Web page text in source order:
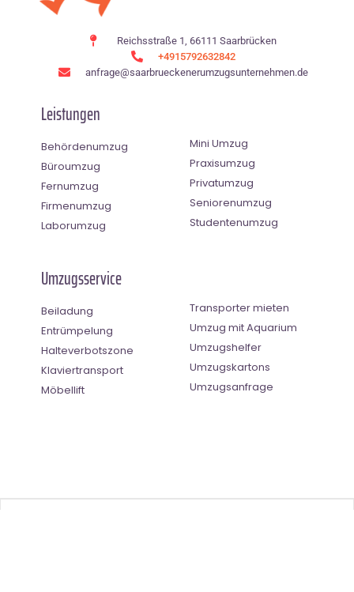
Reichsstraße 1, 66111 Saarbrücken
+4915792632842
anfrage@saarbrueckenerumzugsunternehmen.de
Leistungen
Behördenumzug
Büroumzug
Fernumzug
Firmenumzug
Laborumzug
Mini Umzug
Praxisumzug
Privatumzug
Seniorenumzug
Studentenumzug
Umzugsservice
Beiladung
Entrümpelung
Halteverbotszone
Klaviertransport
Möbellift
Transporter mieten
Umzug mit Aquarium
Umzugshelfer
Umzugskartons
Umzugsanfrage